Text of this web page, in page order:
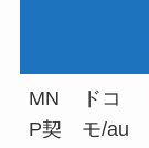
MN
P契
ドコ
モ/au